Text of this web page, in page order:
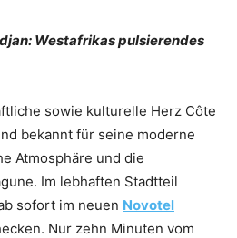
Westafrikas pulsierendes
sowie kulturelle Herz Côte
bekannt für seine moderne
Atmosphäre und die
Im lebhaften Stadtteil
sofort im neuen Novotel
Nur zehn Minuten vom